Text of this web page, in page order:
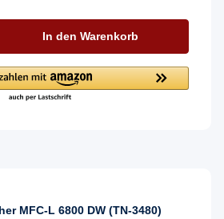
In den Warenkorb
MFC-L 6800 DW (TN-3480)